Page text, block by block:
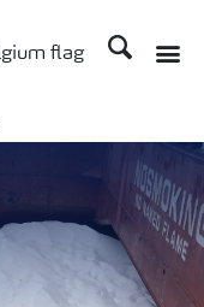
Recherche